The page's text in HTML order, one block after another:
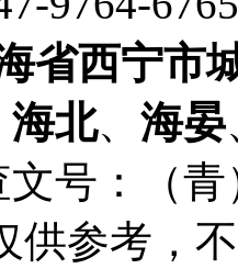
省西宁市
海北、 海晏
号：（
供参考，